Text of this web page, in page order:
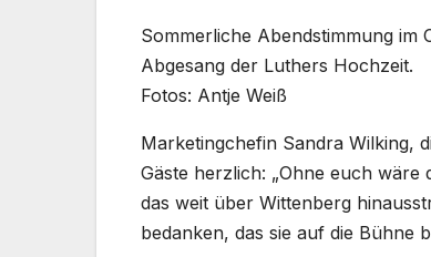
Sommerliche Abendstimmung
Abgesang der Luthers Hochzeit.
Fotos: Antje Weiß
Marketingchefin Sandra Wilking,
Gäste herzlich: „Ohne euch wäre
das weit über Wittenberg
bedanken, das sie auf die Bühne